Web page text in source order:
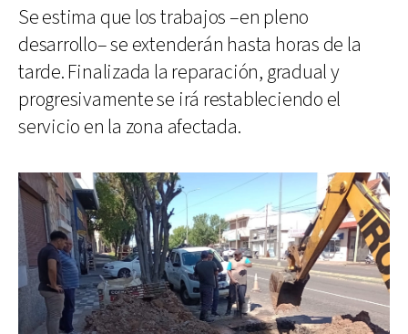
Se estima que los trabajos –en pleno
desarrollo– se extenderán hasta horas de la
tarde. Finalizada la reparación, gradual y
progresivamente se irá restableciendo el
servicio en la zona afectada.